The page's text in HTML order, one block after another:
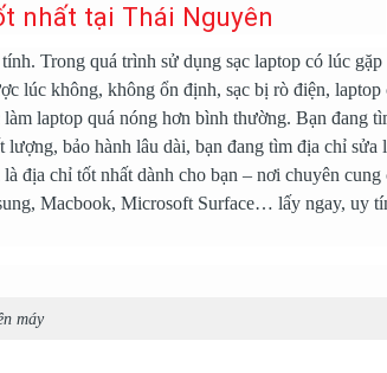
nhất tại Thái Nguyên
Trong quá trình sử dụng sạc laptop có lúc gặp
lúc không, không ổn định, sạc bị rò điện, laptop
laptop quá nóng hơn bình thường. Bạn đang
bảo hành lâu dài, bạn đang tìm địa chỉ sửa
là địa chỉ tốt nhất dành cho bạn – nơi chuyên
Macbook, Microsoft Surface… lấy ngay, uy
máy